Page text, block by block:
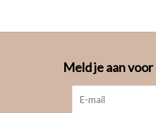
Meld je aan